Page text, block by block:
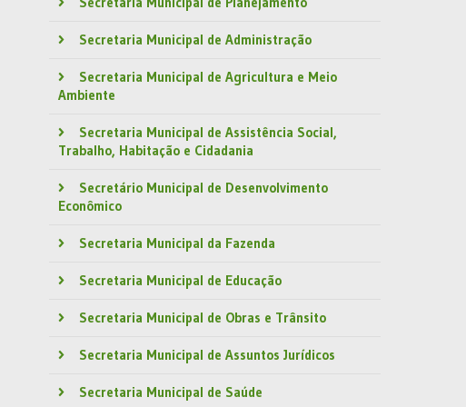
Secretaria Municipal de Administração
Secretaria Municipal de Agricultura e Meio
Ambiente
Secretaria Municipal de Assistência Social,
Trabalho, Habitação e Cidadania
Secretário Municipal de Desenvolvimento
Econômico
Secretaria Municipal da Fazenda
Secretaria Municipal de Educação
Secretaria Municipal de Obras e Trânsito
Secretaria Municipal de Assuntos Jurídicos
Secretaria Municipal de Saúde